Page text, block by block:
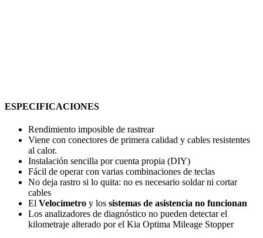
ESPECIFICACIONES
Rendimiento imposible de rastrear
Viene con conectores de primera calidad y cables resistentes
al calor.
Instalación sencilla por cuenta propia (DIY)
Fácil de operar con varias combinaciones de teclas
No deja rastro si lo quita: no es necesario soldar ni cortar
cables
El Velocímetro y los sistemas de asistencia no funcionan
Los analizadores de diagnóstico no pueden detectar el
kilometraje alterado por el Kia Optima Mileage Stopper